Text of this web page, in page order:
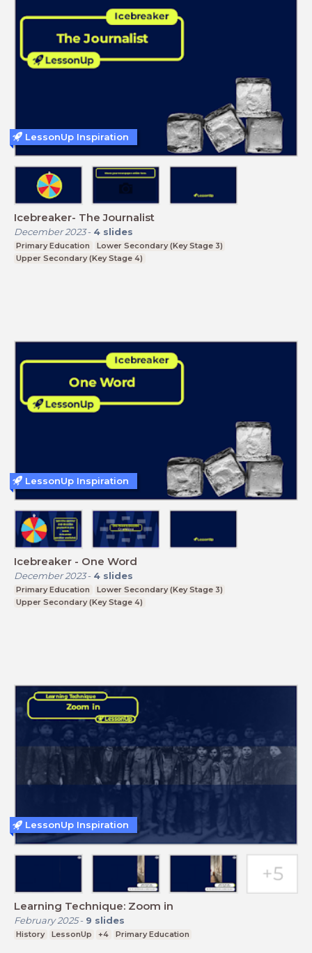
Icebreaker- The Journalist
December 2023- 4 slides
Primary Education
Lower Secondary (Key Stage 3)
Upper Secondary (Key Stage 4)
LessonUp Inspiration
Icebreaker - One Word
December 2023- 4 slides
Primary Education
Lower Secondary (Key Stage 3)
Upper Secondary (Key Stage 4)
LessonUp Inspiration
Learning Technique: Zoom in
February 2025- 9 slides
History LessonUp +4 Primary Education
LessonUp Inspiration